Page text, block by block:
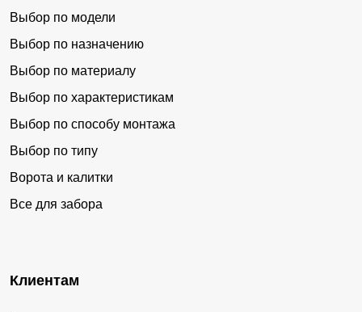
Выбор по модели
Выбор по назначению
Выбор по материалу
Выбор по характеристикам
Выбор по способу монтажа
Выбор по типу
Ворота и калитки
Все для забора
Клиентам